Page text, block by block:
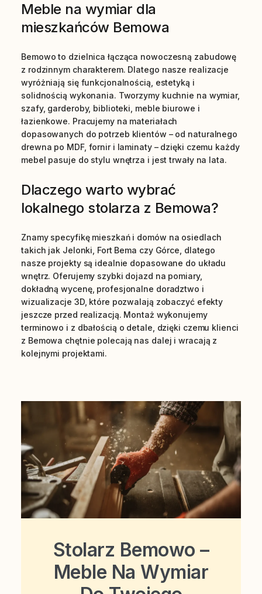
Meble na wymiar dla
mieszkańców Bemowa
Bemowo to dzielnica łącząca nowoczesną zabudowę
z rodzinnym charakterem. Dlatego nasze realizacje
wyróżniają się funkcjonalnością, estetyką i
solidnością wykonania. Tworzymy kuchnie na wymiar,
szafy, garderoby, biblioteki, meble biurowe i
łazienkowe. Pracujemy na materiałach
dopasowanych do potrzeb klientów – od naturalnego
drewna po MDF, fornir i laminaty – dzięki czemu każdy
mebel pasuje do stylu wnętrza i jest trwały na lata.
Dlaczego warto wybrać
lokalnego stolarza z Bemowa?
Znamy specyfikę mieszkań i domów na osiedlach
takich jak Jelonki, Fort Bema czy Górce, dlatego
nasze projekty są idealnie dopasowane do układu
wnętrz. Oferujemy szybki dojazd na pomiary,
dokładną wycenę, profesjonalne doradztwo i
wizualizacje 3D, które pozwalają zobaczyć efekty
jeszcze przed realizacją. Montaż wykonujemy
terminowo i z dbałością o detale, dzięki czemu klienci
z Bemowa chętnie polecają nas dalej i wracają z
kolejnymi projektami.
Stolarz Bemowo –
Meble Na Wymiar